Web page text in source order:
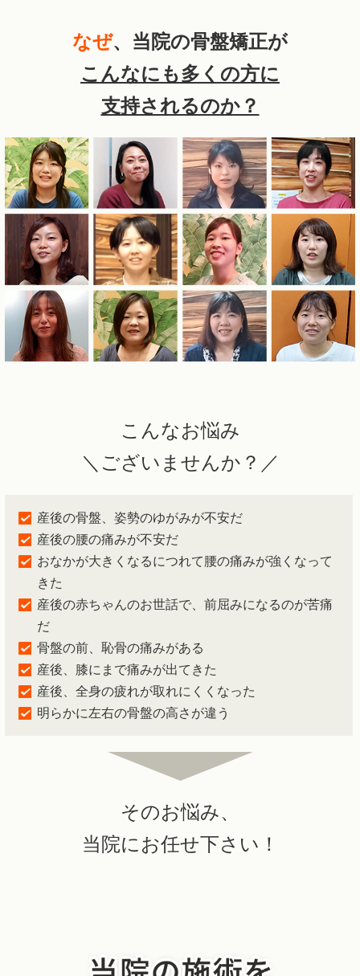
なぜ、当院の骨盤矯正が
こんなにも多くの方に
支持されるのか？
こんなお悩み
＼ございませんか？／
産後の骨盤、姿勢のゆがみが不安だ
産後の腰の痛みが不安だ
おなかが大きくなるにつれて腰の痛みが強くなって
きた
産後の赤ちゃんのお世話で、前屈みになるのが苦痛
だ
骨盤の前、恥骨の痛みがある
産後、膝にまで痛みが出てきた
産後、全身の疲れが取れにくくなった
明らかに左右の骨盤の高さが違う
そのお悩み、
当院にお任せ下さい！